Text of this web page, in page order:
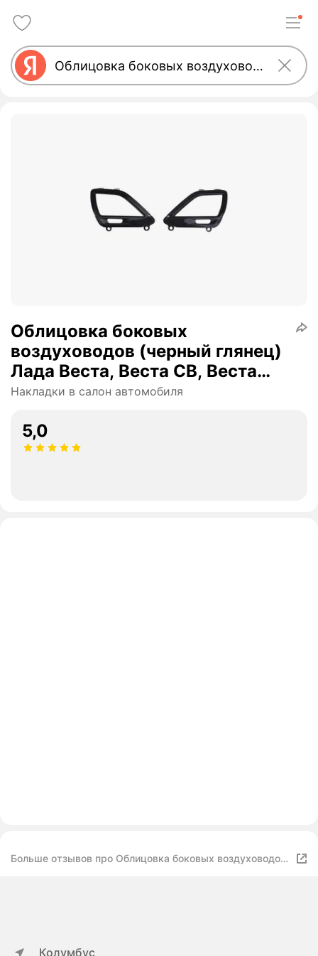
Облицовка боковых
воздуховодов (черный глянец)
Лада Веста, Веста СВ, Веста
Кросс, Веста СВ Кросс, Веста
Накладки в салон автомобиля
5,0
Больше отзывов про Облицовка боковых воздуховодов
Колумбус